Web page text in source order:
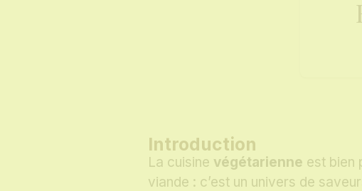
Introduction
La cuisine végétarienne est bien
viande : c’est un univers de